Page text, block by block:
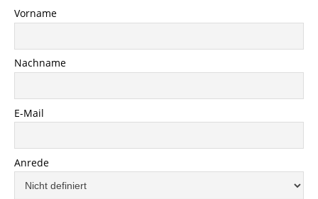
Vorname
Nachname
E-Mail
Anrede